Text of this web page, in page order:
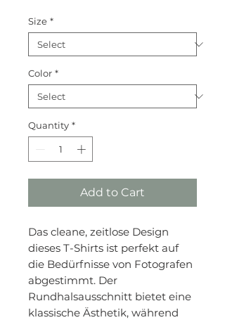
Size *
Color *
Quantity *
Add to Cart
Das cleane, zeitlose Design
dieses T-Shirts ist perfekt auf
die Bedürfnisse von Fotografen
abgestimmt. Der
Rundhalsausschnitt bietet eine
klassische Ästhetik, während